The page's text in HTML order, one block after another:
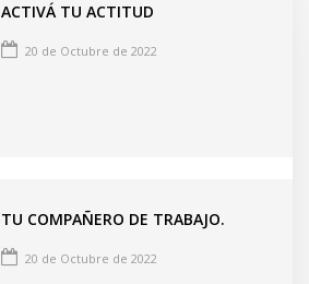
ACTIVÁ TU ACTITUD
20 de Octubre de 2022
TU COMPAÑERO DE TRABAJO.
20 de Octubre de 2022